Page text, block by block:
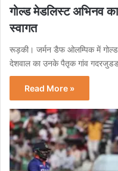
गोल्ड मेडलिस्ट अभिनव
स्वागत
रूड़की। जर्मन डैफ ओलम्पिक में
देशवाल का उनके पैतृक गांव
Read More »